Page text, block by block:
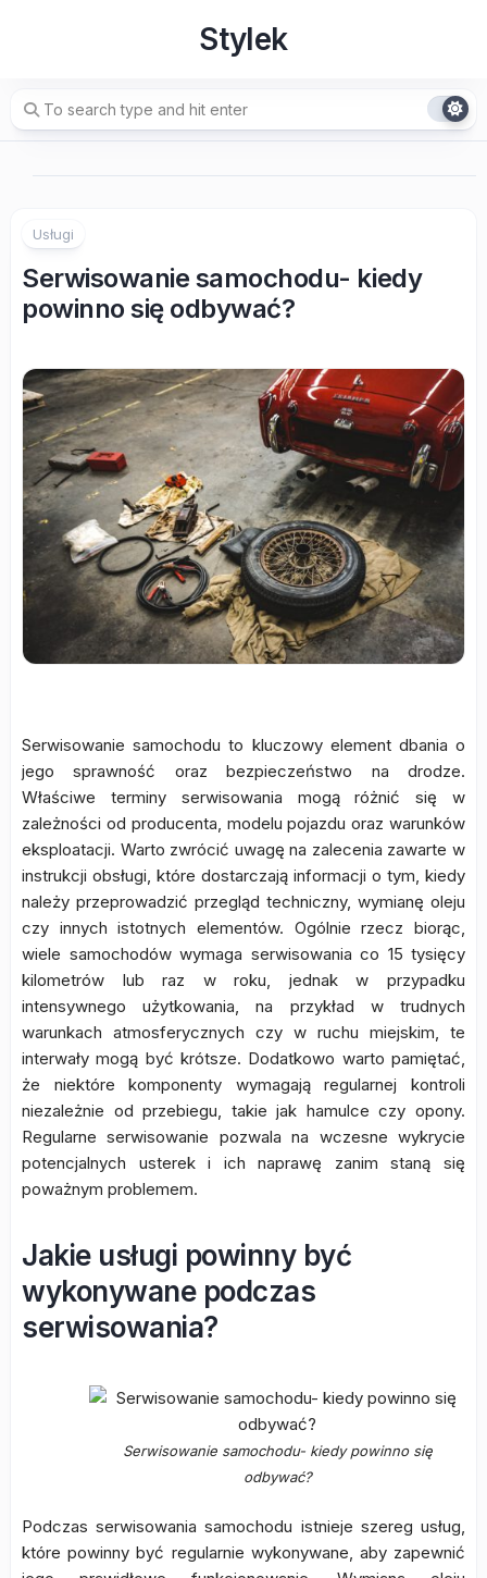
Stylek
Usługi
Serwisowanie samochodu- kiedy
powinno się odbywać?
Serwisowanie samochodu to kluczowy element dbania o
jego sprawność oraz bezpieczeństwo na drodze.
Właściwe terminy serwisowania mogą różnić się w
zależności od producenta, modelu pojazdu oraz warunków
eksploatacji. Warto zwrócić uwagę na zalecenia zawarte w
instrukcji obsługi, które dostarczają informacji o tym, kiedy
należy przeprowadzić przegląd techniczny, wymianę oleju
czy innych istotnych elementów. Ogólnie rzecz biorąc,
wiele samochodów wymaga serwisowania co 15 tysięcy
kilometrów lub raz w roku, jednak w przypadku
intensywnego użytkowania, na przykład w trudnych
warunkach atmosferycznych czy w ruchu miejskim, te
interwały mogą być krótsze. Dodatkowo warto pamiętać,
że niektóre komponenty wymagają regularnej kontroli
niezależnie od przebiegu, takie jak hamulce czy opony.
Regularne serwisowanie pozwala na wczesne wykrycie
potencjalnych usterek i ich naprawę zanim staną się
poważnym problemem.
Jakie usługi powinny być
wykonywane podczas
serwisowania?
Serwisowanie samochodu- kiedy powinno się
odbywać?
Podczas serwisowania samochodu istnieje szereg usług,
które powinny być regularnie wykonywane, aby zapewnić